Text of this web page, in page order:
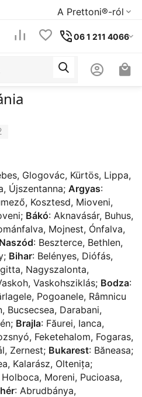
A Prettoni®-ról
06 1 211 4066
, Glogovác, Kürtös, Lippa,
, Újszentanna; Argyas:
, Kosztesd, Mioveni,
; Bákó: Aknavásár, Buhus,
, Mojnest, Ónfalva,
: Beszterce, Bethlen,
; Bihar: Belényes, Diófás,
, Nagyszalonta,
, Vaskohsziklás; Bodza:
, Pogoanele, Râmnicu
, Bucsecsea, Darabani,
; Brajla: Făurei, Ianca,
, Feketehalom, Fogaras,
, Zernest; Bukarest: Băneasa;
, Kalarász, Oltenița;
Holboca, Moreni, Pucioasa,
: Abrudbánya,